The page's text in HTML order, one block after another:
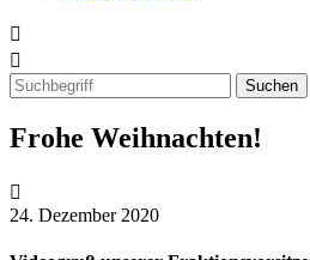
Frohe Weihnachten!
24. Dezember 2020